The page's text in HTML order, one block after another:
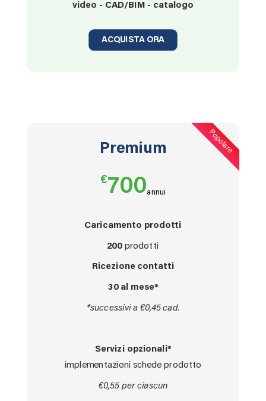
video - CAD/BIM - catalogo
ACQUISTA ORA
Premium
€700annui
Caricamento prodotti
200 prodotti
Ricezione contatti
30 al mese*
*successivi a €0,45 cad.
Servizi opzionali*
implementazioni schede prodotto
€0,55 per ciascun
Popolare